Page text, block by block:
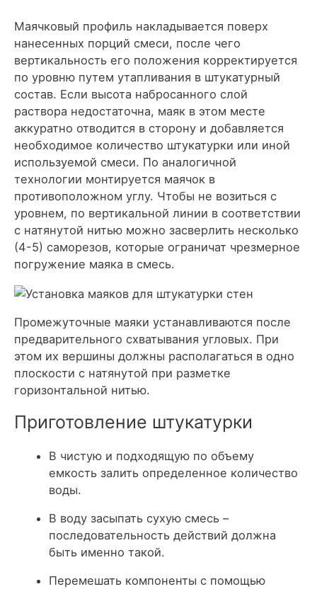
Маячковый профиль накладывается поверх
нанесенных порций смеси, после чего
вертикальность его положения корректируется
по уровню путем утапливания в штукатурный
состав. Если высота набросанного слой
раствора недостаточна, маяк в этом месте
аккуратно отводится в сторону и добавляется
необходимое количество штукатурки или иной
используемой смеси. По аналогичной
технологии монтируется маячок в
противоположном углу. Чтобы не возиться с
уровнем, по вертикальной линии в соответствии
с натянутой нитью можно засверлить несколько
(4-5) саморезов, которые ограничат чрезмерное
погружение маяка в смесь.
Промежуточные маяки устанавливаются после
предварительного схватывания угловых. При
этом их вершины должны располагаться в одно
плоскости с натянутой при разметке
горизонтальной нитью.
Приготовление штукатурки
В чистую и подходящую по объему
емкость залить определенное количество
воды.
В воду засыпать сухую смесь –
последовательность действий должна
быть именно такой.
Перемешать компоненты с помощью